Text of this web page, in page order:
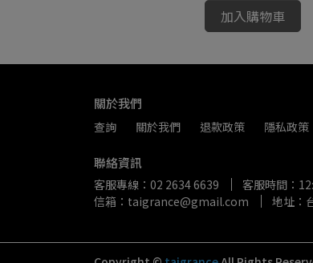
加入購物車
關於我們
查詢 關於我們 退款政策 隱私政策
聯絡資訊
客服專線：02 2634 6639
客服時間：
信箱：taigrance@gmail.com
地址：